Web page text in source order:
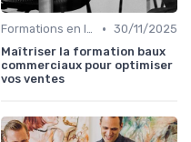
Formations en ligne • 30/11/2025
Maîtriser la formation baux
commerciaux pour optimiser
vos ventes